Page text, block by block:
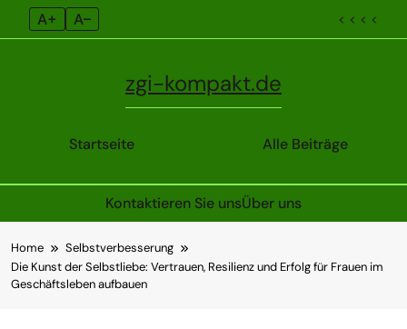
A+ A– < < < <
Startseite
zgi-kompakt.de
Alle Beiträge
Kontaktieren Sie unsÜber uns
to
content
Home
Selbstverbesserung
Die Kunst der Selbstliebe: Vertrauen, Resilienz und Erfolg für Frauen im
Geschäftsleben aufbauen